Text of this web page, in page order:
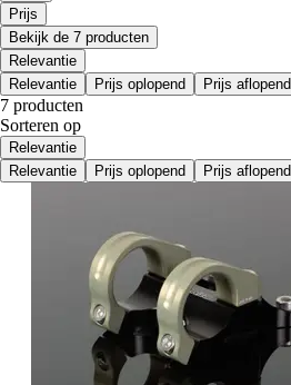
Prijs
Bekijk de 7 producten
Relevantie
Relevantie
Prijs oplopend Prijs aflopend
7 producten
Sorteren op
Relevantie
Relevantie
Prijs oplopend Prijs aflopend